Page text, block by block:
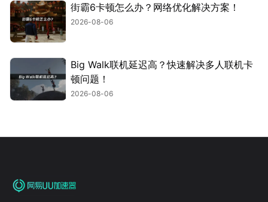
街霸6卡顿怎么办？网络优化解决方案！
2026-08-06
Big Walk联机延迟高？快速解决多人联机卡
顿问题！
2026-08-06